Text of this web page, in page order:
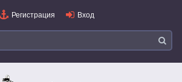
Регистрация Вход